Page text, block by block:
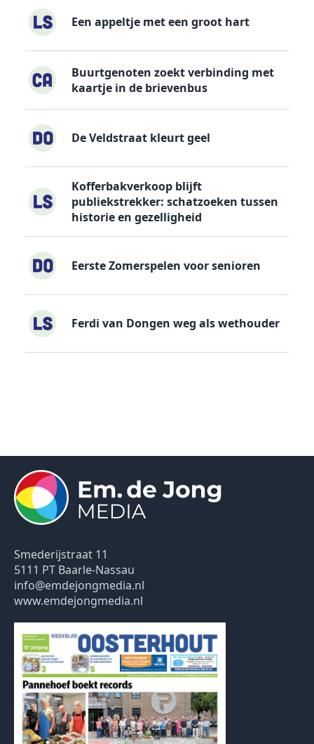
Een appeltje met een groot hart
Buurtgenoten zoekt verbinding met
kaartje in de brievenbus
De Veldstraat kleurt geel
Kofferbakverkoop blijft
publiekstrekker: schatzoeken tussen
historie en gezelligheid
Eerste Zomerspelen voor senioren
Ferdi van Dongen weg als wethouder
Smederijstraat 11
5111 PT Baarle-Nassau
info@emdejongmedia.nl
www.emdejongmedia.nl